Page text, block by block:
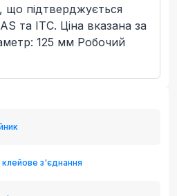
що підтверджується
та ITC. Ціна вказана за
125 мм Робочий
клейове з'єднання